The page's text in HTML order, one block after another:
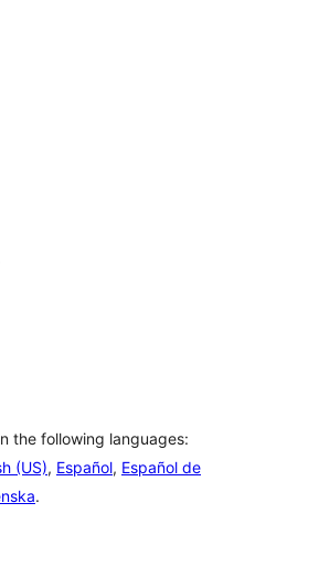
the following languages:
(US), Español, Español de
.